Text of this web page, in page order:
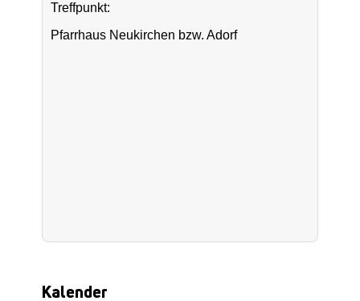
Treffpunkt:
Pfarrhaus Neukirchen bzw. Adorf
Kalender